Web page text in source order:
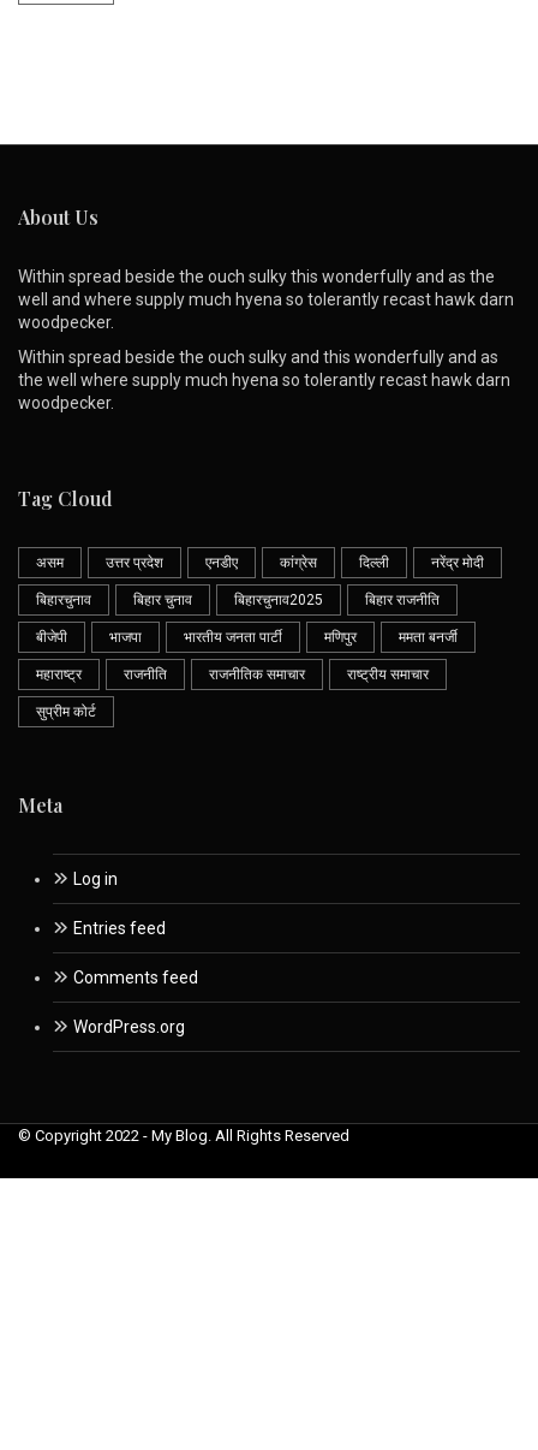
About Us
Within spread beside the ouch sulky this wonderfully and as the
well and where supply much hyena so tolerantly recast hawk darn
woodpecker.
Within spread beside the ouch sulky and this wonderfully and as
the well where supply much hyena so tolerantly recast hawk darn
woodpecker.
Tag Cloud
असम उत्तर प्रदेश एनडीए कांग्रेस दिल्ली नरेंद्र मोदी
बिहारचुनाव बिहार चुनाव बिहारचुनाव2025 बिहार राजनीति
बीजेपी भाजपा भारतीय जनता पार्टी मणिपुर ममता बनर्जी
महाराष्ट्र राजनीति राजनीतिक समाचार राष्ट्रीय समाचार
सुप्रीम कोर्ट
Meta
Log in
Entries feed
Comments feed
WordPress.org
© Copyright 2022 - My Blog. All Rights Reserved